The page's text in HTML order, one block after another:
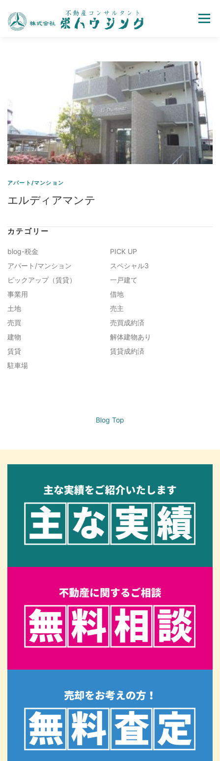
Menu
ホーム
アパート/マンション
エルディアマンテ
カテゴリー
blog-税金
PICK UP
アパート/マンション
スペシャル3
ピックアップ（賃貸）
一戸建て
事業用
借地
土地
売主
売買
売買成約済
建物
解体建物あり
賃貸
賃貸成約済
駐車場
Blog Top